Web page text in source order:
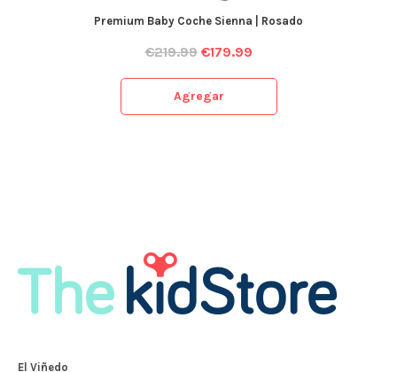
Premium Baby Coche Sienna | Rosado
€219.99 €179.99
Agregar